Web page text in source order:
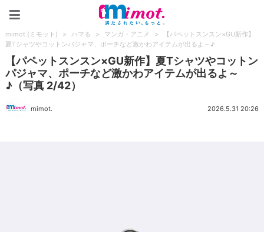
mimot.(ミモット) > ハマる > マンガ・アニメ >
【パペットスンスン×GU新作】
夏Tシャツやコットンパジャマ、ポーチなど激かわアイテムが出るよ～♪
【パペットスンスン×GU新作】夏Tシャツやコットン
パジャマ、ポーチなど激かわアイテムが出るよ～
♪（写真 2/42）
mimot. 2026.5.31 20:26